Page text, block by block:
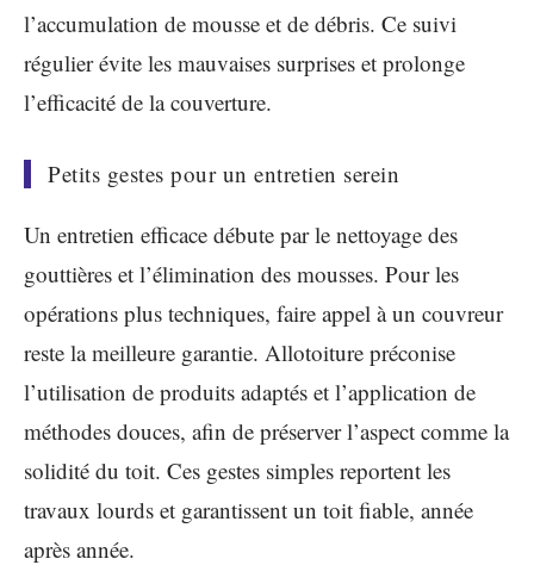
l’accumulation de mousse et de débris. Ce suivi
régulier évite les mauvaises surprises et prolonge
l’efficacité de la couverture.
Petits gestes pour un entretien serein
Un entretien efficace débute par le nettoyage des
gouttières et l’élimination des mousses. Pour les
opérations plus techniques, faire appel à un couvreur
reste la meilleure garantie. Allotoiture préconise
l’utilisation de produits adaptés et l’application de
méthodes douces, afin de préserver l’aspect comme la
solidité du toit. Ces gestes simples reportent les
travaux lourds et garantissent un toit fiable, année
après année.